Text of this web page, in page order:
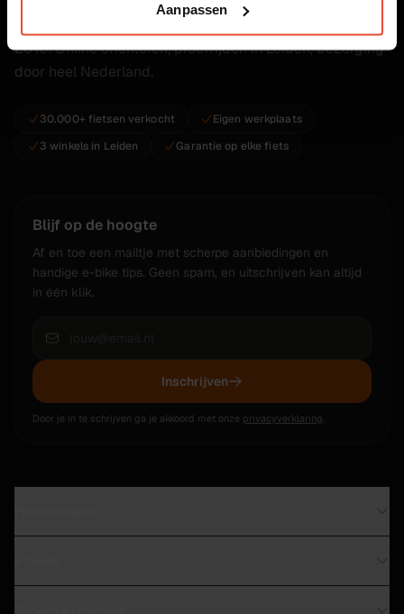
Aanpassen
2010. Online oriënteren, proefrijden in Leiden, bezorging
door heel Nederland.
30.000+ fietsen verkocht
Eigen werkplaats
3 winkels in Leiden
Garantie op elke fiets
Blijf op de hoogte
Af en toe een mailtje met scherpe aanbiedingen en
handige e-bike tips. Geen spam, en uitschrijven kan altijd
in één klik.
Inschrijven
Door je in te schrijven ga je akkoord met onze privacyverklaring.